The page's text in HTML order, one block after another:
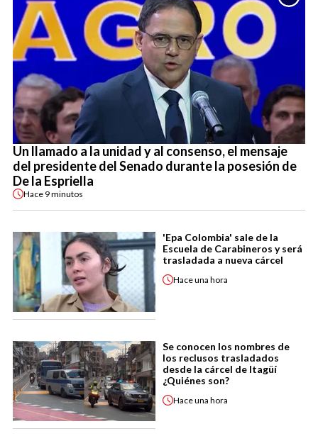
Un llamado a la unidad y al consenso, el mensaje
del presidente del Senado durante la posesión de
De la Espriella
Hace 9 minutos
'Epa Colombia' sale de la
Escuela de Carabineros y será
trasladada a nueva cárcel
Haceuna hora
Se conocen los nombres de
los reclusos trasladados
desde la cárcel de Itagüí
¿Quiénes son?
Haceuna hora